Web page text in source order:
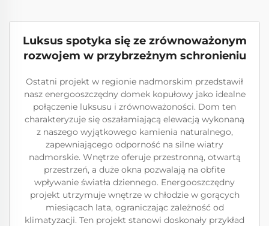
Luksus spotyka się ze zrównoważonym
rozwojem w przybrzeżnym schronieniu
Ostatni projekt w regionie nadmorskim przedstawił
nasz energooszczędny domek kopułowy jako idealne
połączenie luksusu i zrównoważoności. Dom ten
charakteryzuje się oszałamiającą elewacją wykonaną
z naszego wyjątkowego kamienia naturalnego,
zapewniającego odporność na silne wiatry
nadmorskie. Wnętrze oferuje przestronną, otwartą
przestrzeń, a duże okna pozwalają na obfite
wpływanie światła dziennego. Energooszczędny
projekt utrzymuje wnętrze w chłodzie w gorących
miesiącach lata, ograniczając zależność od
klimatyzacji. Ten projekt stanowi doskonały przykład